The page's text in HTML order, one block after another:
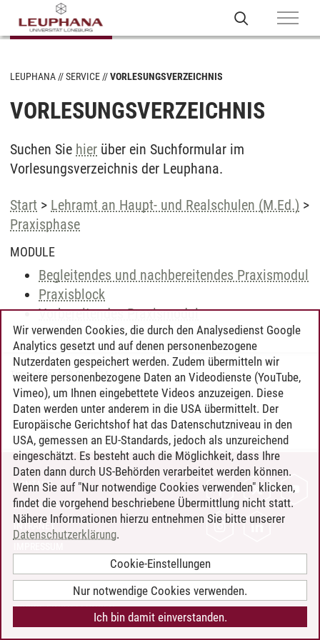
LEUPHANA SERVICE VORLESUNGSVERZEICHNIS
VORLESUNGSVERZEICHNIS
Suchen Sie hier über ein Suchformular im
Vorlesungsverzeichnis der Leuphana.
Start > Lehramt an Haupt- und Realschulen (M.Ed.) >
Praxisphase
MODULE
Begleitendes und nachbereitendes Praxismodul
Praxisblock
Vorbereitendes Praxismodul
Timo Leder/30.06.2024
KONTAKT
LEUPHANA ALS ARBEITGEBER
INTRANET
BARRIEREFREIHEIT
COOKIE-EINSTELLUNGEN
Wir verwenden Cookies, die durch den Analysedienst Google
Analytics gesetzt und auf denen personenbezogene
Nutzerdaten gespeichert werden. Zudem übermitteln wir
weitere personenbezogene Daten an Videodienste (YouTube,
Vimeo), um Ihnen eingebettete Videos anzuzeigen. Diese
Daten werden unter anderem in die USA übermittelt. Der
Europäische Gerichtshof hat das Datenschutzniveau in den
USA, gemessen an EU-Standards, jedoch als unzureichend
eingeschätzt. Es besteht auch die Möglichkeit, dass Ihre
Daten dann durch US-Behörden verarbeitet werden können.
Wenn Sie auf "Nur notwendige Cookies verwenden" klicken,
findet die vorgehend beschriebene Übermittlung nicht statt.
Nähere Informationen hierzu entnehmen Sie bitte unserer
Datenschutzerklärung.
Cookie-Einstellungen
Nur notwendige Cookies verwenden.
Ich bin damit einverstanden.